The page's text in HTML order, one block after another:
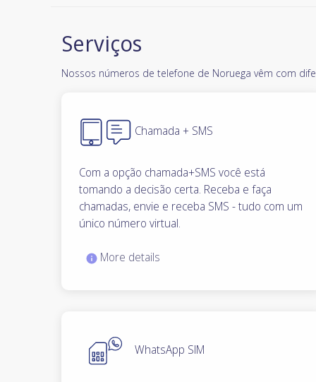
Serviços
Nossos números de telefone de Noruega vêm com
Chamada + SMS
Com a opção chamada+SMS você está
tomando a decisão certa. Receba e faça
chamadas, envie e receba SMS - tudo com um
único número virtual.
More details
WhatsApp SIM